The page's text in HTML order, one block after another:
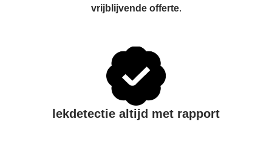
vrijblijvende offerte.
lekdetectie altijd met rapport